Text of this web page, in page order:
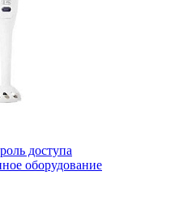
доступа
оборудование